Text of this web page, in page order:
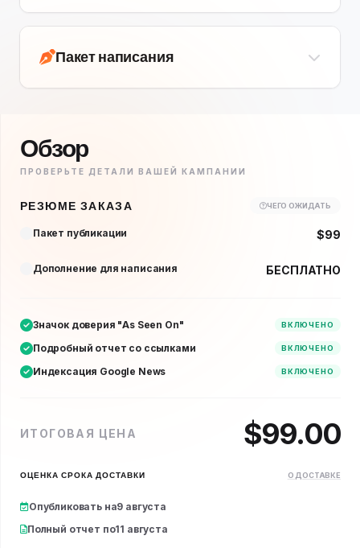
Пакет написания
Обзор
ПРОВЕРЬТЕ ДЕТАЛИ ВАШЕЙ КАМПАНИИ
РЕЗЮМЕ ЗАКАЗА ЧЕГО ОЖИДАТЬ
Пакет публикации $99
Дополнение для написания БЕСПЛАТНО
Значок доверия "As Seen On" ВКЛЮЧЕНО
Подробный отчет со ссылками ВКЛЮЧЕНО
Индексация Google News ВКЛЮЧЕНО
ИТОГОВАЯ ЦЕНА $99.00
ОЦЕНКА СРОКА ДОСТАВКИ О ДОСТАВКЕ
Опубликовать на9 августа
Полный отчет по11 августа